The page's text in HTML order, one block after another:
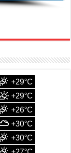
+29°C
+29°C
+26°C
+30°C
+30°C